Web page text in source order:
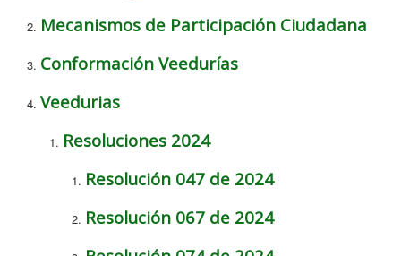
Mecanismos de Participación Ciudadana
Conformación Veedurías
Veedurias
Resoluciones 2024
Resolución 047 de 2024
Resolución 067 de 2024